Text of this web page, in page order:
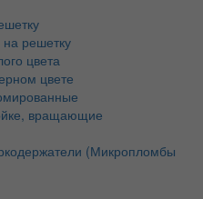
решетку
цвета
цвете
вращающие
(Микропломбы